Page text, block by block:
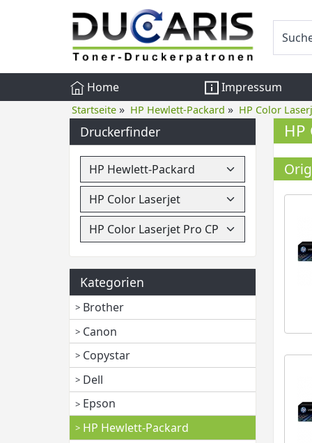
Home Impressum
Startseite » HP Hewlett-Packard » HP Color
Druckerfinder
Kategorien
Brother
Canon
Copystar
Dell
Epson
HP Hewlett-Packard